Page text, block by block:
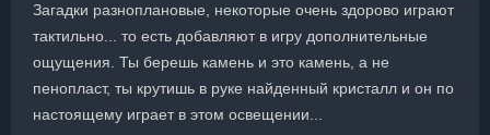
Загадки разноплановые, некоторые очень здорово играют
тактильно... то есть добавляют в игру дополнительные
ощущения. Ты берешь камень и это камень, а не
пенопласт, ты крутишь в руке найденный кристалл и он по
настоящему играет в этом освещении...